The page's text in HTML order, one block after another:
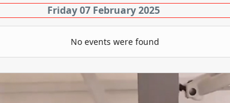
Friday 07 February 2025
No events were found